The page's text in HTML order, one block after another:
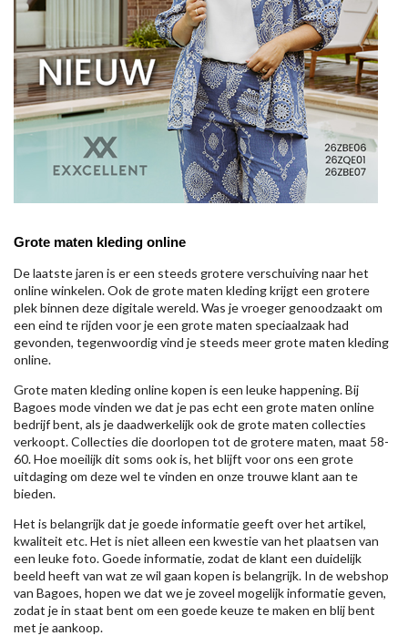
Grote maten kleding online
De laatste jaren is er een steeds grotere verschuiving naar het
online winkelen. Ook de grote maten kleding krijgt een grotere
plek binnen deze digitale wereld. Was je vroeger genoodzaakt om
een eind te rijden voor je een grote maten speciaalzaak had
gevonden, tegenwoordig vind je steeds meer grote maten kleding
online.
Grote maten kleding online kopen is een leuke happening. Bij
Bagoes mode vinden we dat je pas echt een grote maten online
bedrijf bent, als je daadwerkelijk ook de grote maten collecties
verkoopt. Collecties die doorlopen tot de grotere maten, maat 58-
60. Hoe moeilijk dit soms ook is, het blijft voor ons een grote
uitdaging om deze wel te vinden en onze trouwe klant aan te
bieden.
Het is belangrijk dat je goede informatie geeft over het artikel,
kwaliteit etc. Het is niet alleen een kwestie van het plaatsen van
een leuke foto. Goede informatie, zodat de klant een duidelijk
beeld heeft van wat ze wil gaan kopen is belangrijk. In de webshop
van Bagoes, hopen we dat we je zoveel mogelijk informatie geven,
zodat je in staat bent om een goede keuze te maken en blij bent
met je aankoop.